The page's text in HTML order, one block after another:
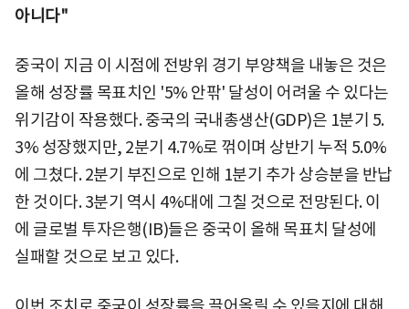
아니다"
중국이 지금 이 시점에 전방위 경기 부양책을 내놓은 것은
올해 성장률 목표치인 '5% 안팎' 달성이 어려울 수 있다는
위기감이 작용했다. 중국의 국내총생산(GDP)은 1분기 5.
3% 성장했지만, 2분기 4.7%로 꺾이며 상반기 누적 5.0%
에 그쳤다. 2분기 부진으로 인해 1분기 추가 상승분을 반납
한 것이다. 3분기 역시 4%대에 그칠 것으로 전망된다. 이
에 글로벌 투자은행(IB)들은 중국이 올해 목표치 달성에
실패할 것으로 보고 있다.